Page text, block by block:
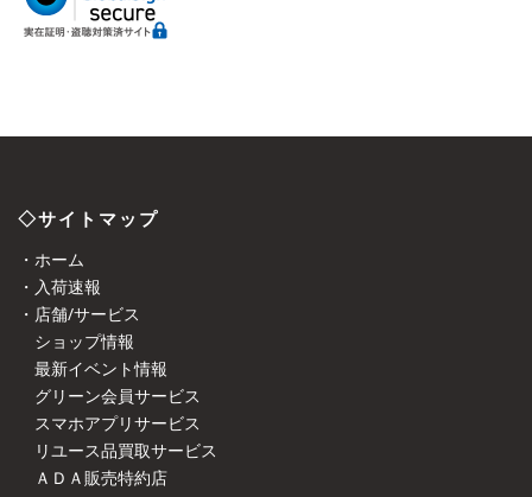
◇サイトマップ
・ホーム
・入荷速報
・店舗/サービス
ショップ情報
最新イベント情報
グリーン会員サービス
スマホアプリサービス
リユース品買取サービス
ＡＤＡ販売特約店